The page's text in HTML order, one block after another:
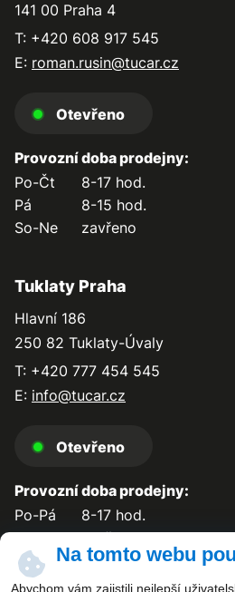
Na tomto webu
Abychom vám zajistili nejlepší
141 00 Praha 4
T: +420 608 917 545
E: roman.rusin@tucar.cz
Otevřeno
Provozní doba prodejny:
Po-Čt
8-17 hod.
Pá
8-15 hod.
So-Ne
zavřeno
Tuklaty Praha
Hlavní 186
250 82 Tuklaty-Úvaly
T: +420 777 454 545
E: info@tucar.cz
Otevřeno
Provozní doba prodejny:
Po-Pá
8-17 hod.
So-Ne
zavřeno